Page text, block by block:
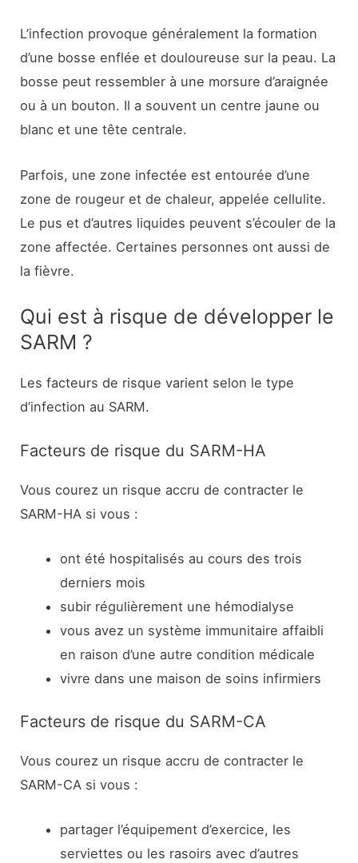
L’infection provoque généralement la formation
d’une bosse enflée et douloureuse sur la peau. La
bosse peut ressembler à une morsure d’araignée
ou à un bouton. Il a souvent un centre jaune ou
blanc et une tête centrale.
Parfois, une zone infectée est entourée d’une
zone de rougeur et de chaleur, appelée cellulite.
Le pus et d’autres liquides peuvent s’écouler de la
zone affectée. Certaines personnes ont aussi de
la fièvre.
Qui est à risque de développer le
SARM ?
Les facteurs de risque varient selon le type
d’infection au SARM.
Facteurs de risque du SARM-HA
Vous courez un risque accru de contracter le
SARM-HA si vous :
ont été hospitalisés au cours des trois
derniers mois
subir régulièrement une hémodialyse
vous avez un système immunitaire affaibli
en raison d’une autre condition médicale
vivre dans une maison de soins infirmiers
Facteurs de risque du SARM-CA
Vous courez un risque accru de contracter le
SARM-CA si vous :
partager l’équipement d’exercice, les
serviettes ou les rasoirs avec d’autres